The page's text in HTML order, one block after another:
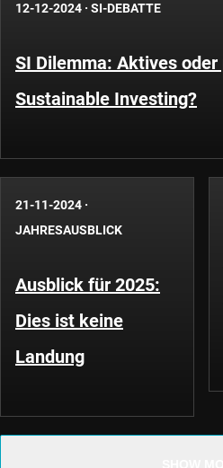
12-12-2024 · SI-DEBATTE
SI Dilemma: Aktives oder
Sustainable Investing?
21-11-2024 ·
JAHRESAUSBLICK
Ausblick für 2025:
Dies ist keine
Landung